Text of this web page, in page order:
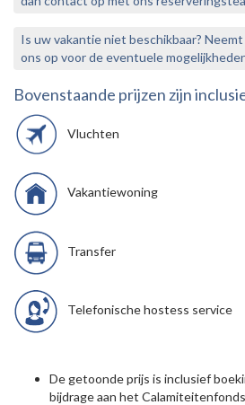
Is uw vakantie niet beschikbaar?
ons op voor de eventuele
Bovenstaande prijzen zijn
Vluchten
Vakantiewoning
Transfer
Telefonische hostess service
De getoonde prijs is inclusief
bijdrage aan het